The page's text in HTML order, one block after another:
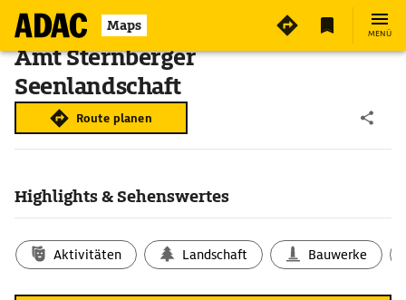
Maps MENÜ
Amt Sternberger
Seenlandschaft
Route planen
Highlights & Sehenswertes
Aktivitäten Landschaft Bauwerke